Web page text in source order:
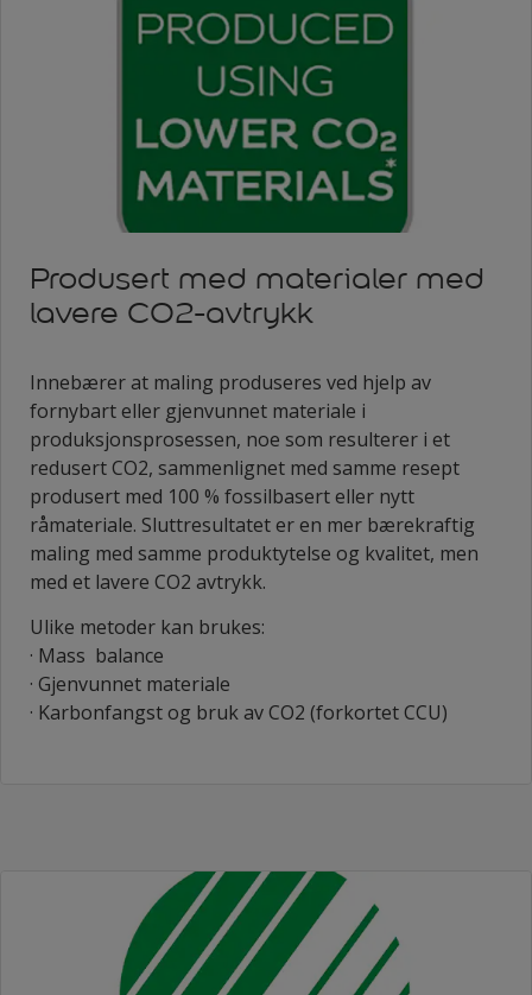
Produsert med materialer med
lavere CO2-avtrykk
Innebærer at maling produseres ved hjelp av
fornybart eller gjenvunnet materiale i
produksjonsprosessen, noe som resulterer i et
redusert CO2, sammenlignet med samme resept
produsert med 100 % fossilbasert eller nytt
råmateriale. Sluttresultatet er en mer bærekraftig
maling med samme produktytelse og kvalitet, men
med et lavere CO2 avtrykk.
Ulike metoder kan brukes:
· Mass balance
· Gjenvunnet materiale
· Karbonfangst og bruk av CO2 (forkortet CCU)